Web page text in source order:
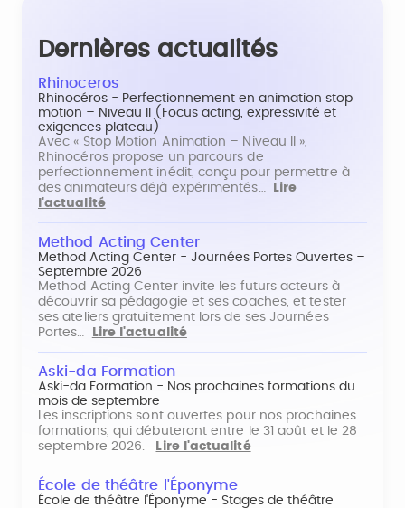
Dernières actualités
Rhinoceros
Rhinocéros - Perfectionnement en animation stop
motion – Niveau II (Focus acting, expressivité et
exigences plateau)
Avec « Stop Motion Animation – Niveau II »,
Rhinocéros propose un parcours de
perfectionnement inédit, conçu pour permettre à
des animateurs déjà expérimentés…
Lire
l'actualité
Method Acting Center
Method Acting Center - Journées Portes Ouvertes –
Septembre 2026
Method Acting Center invite les futurs acteurs à
découvrir sa pédagogie et ses coaches, et tester
ses ateliers gratuitement lors de ses Journées
Portes…
Lire l'actualité
Aski-da Formation
Aski-da Formation - Nos prochaines formations du
mois de septembre
Les inscriptions sont ouvertes pour nos prochaines
formations, qui débuteront entre le 31 août et le 28
septembre 2026.
Lire l'actualité
École de théâtre l'Éponyme
École de théâtre l'Éponyme - Stages de théâtre